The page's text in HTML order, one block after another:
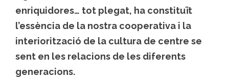
enriquidores… tot plegat, ha constituït
l’essència de la nostra cooperativa i la
interiorització de la cultura de centre se
sent en les relacions de les diferents
generacions.